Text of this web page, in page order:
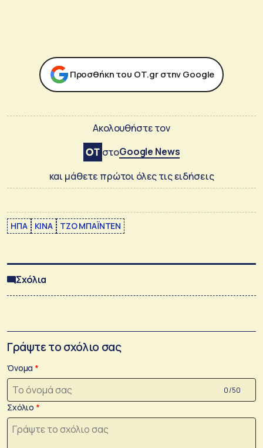
Προσθήκη του ΟΤ.gr στην Google
Ακολουθήστε τον
στοGoogle News
και μάθετε πρώτοι όλες τις ειδήσεις
ΗΠΑ ΚΙΝΑ ΤΖΟ ΜΠΑΪΝΤΕΝ
Σχόλια
Γράψτε το σχόλιο σας
Όνομα
0 /50
Σχόλιο